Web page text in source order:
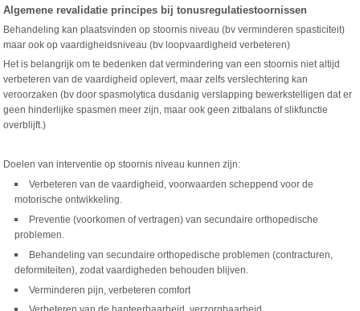
Algemene revalidatie principes bij tonusregulatiestoornissen
Behandeling kan plaatsvinden op stoornis niveau (bv verminderen spasticiteit)
maar ook op vaardigheidsniveau (bv loopvaardigheid verbeteren)
Het is belangrijk om te bedenken dat vermindering van een stoornis niet altijd
verbeteren van de vaardigheid oplevert, maar zelfs verslechtering kan
veroorzaken (bv door spasmolytica dusdanig verslapping bewerkstelligen dat er
geen hinderlijke spasmen meer zijn, maar ook geen zitbalans of slikfunctie
overblijft.)
Doelen van interventie op stoornis niveau kunnen zijn:
Verbeteren van de vaardigheid, voorwaarden scheppend voor de
motorische ontwikkeling.
Preventie (voorkomen of vertragen) van secundaire orthopedische
problemen.
Behandeling van secundaire orthopedische problemen (contracturen,
deformiteiten), zodat vaardigheden behouden blijven.
Verminderen pijn, verbeteren comfort